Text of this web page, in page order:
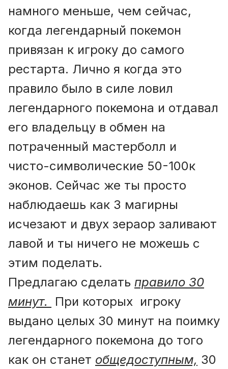
намного меньше, чем сейчас,
когда легендарный покемон
привязан к игроку до самого
рестарта. Лично я когда это
правило было в силе ловил
легендарного покемона и отдавал
его владельцу в обмен на
потраченный мастерболл и
чисто-символические 50-100к
эконов. Сейчас же ты просто
наблюдаешь как 3 магирны
исчезают и двух зераор заливают
лавой и ты ничего не можешь с
этим поделать.
Предлагаю cделать правило 30
минут.
При которых игроку
выдано целых 30 минут на поимку
легендарного покемона до того
как он станет общедоступным, 30